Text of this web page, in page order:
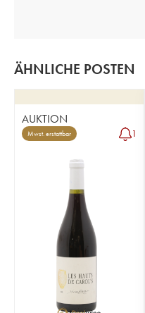
ÄHNLICHE POSTEN
AUKTION
Mwst. erstattbar 1